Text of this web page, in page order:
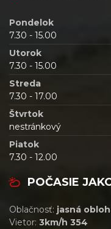
Pondelok
7.30 - 15.00
Utorok
7.30 - 15.00
Streda
7.30 - 17.00
Štvrtok
nestránkový
Piatok
7.30 - 12.00
POČASIE
Oblačnosť: jasná
Vietor: 3km/h 354